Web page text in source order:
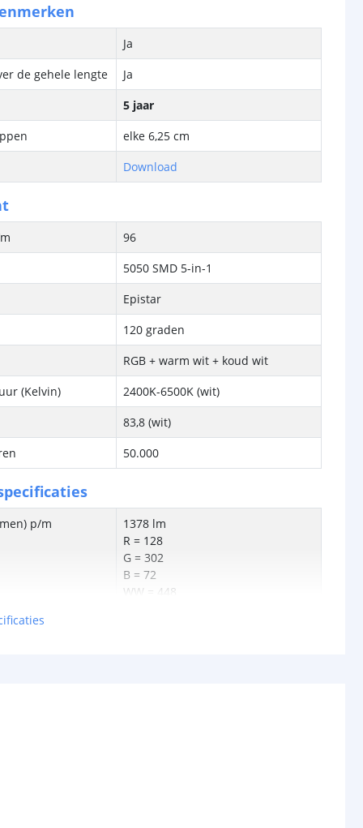
Ja
de gehele lengte
Ja
5 jaar
elke 6,25 cm
Download
96
5050 SMD 5-in-1
Epistar
120 graden
RGB + warm wit + koud wit
(Kelvin)
2400K-6500K (wit)
83,8 (wit)
50.000
p/m
1378 lm
R = 128
G = 302
B = 72
WW = 448